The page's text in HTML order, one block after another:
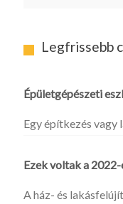
Legfrissebb
Épületgépészeti
Egy építkezés vagy
Ezek voltak a
A ház- és